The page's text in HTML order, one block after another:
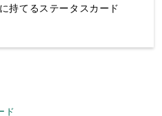
持てるステータスカード
ド